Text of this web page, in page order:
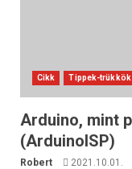
Cikk Tippek-trükkök
Arduino, mint
(ArduinoISP)
Robert 2021.10.01.